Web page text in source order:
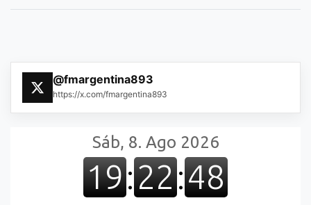
@fmargentina893
https://x.com/fmargentina893